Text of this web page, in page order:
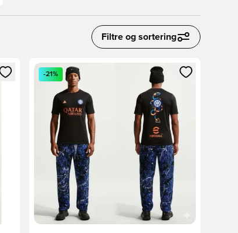
Filtre og sortering
dig som medlem
Åbner en Modal til at logge ind eller tilmelde dig
-21%